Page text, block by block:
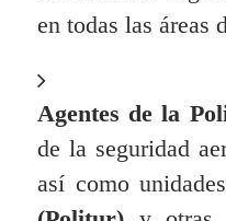
en todas las áreas
Agentes de la
de la seguridad
así como